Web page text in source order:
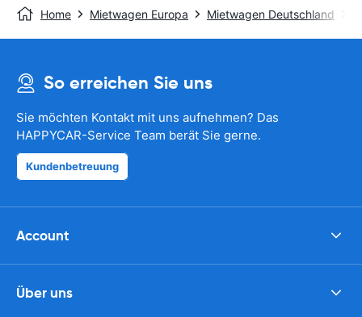
Home Mietwagen Europa Mietwagen Deutschland
So erreichen Sie uns
Sie möchten Kontakt mit uns aufnehmen? Das
HAPPYCAR-Service Team berät Sie gerne.
Kundenbetreuung
Account
Über uns